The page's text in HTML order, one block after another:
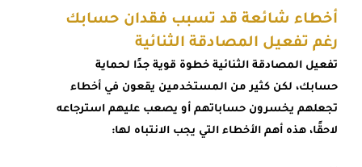
أخطاء شائعة قد تسبب فقدان حسابك
رغم تفعيل المصادقة الثنائية
تفعيل المصادقة الثنائية خطوة قوية جدًا لحماية
حسابك، لكن كثير من المستخدمين يقعون في أخطاء
تجعلهم يخسرون حساباتهم أو يصعب عليهم استرجاعه
لاحقًا، هذه أهم الأخطاء التي يجب الانتباه لها: